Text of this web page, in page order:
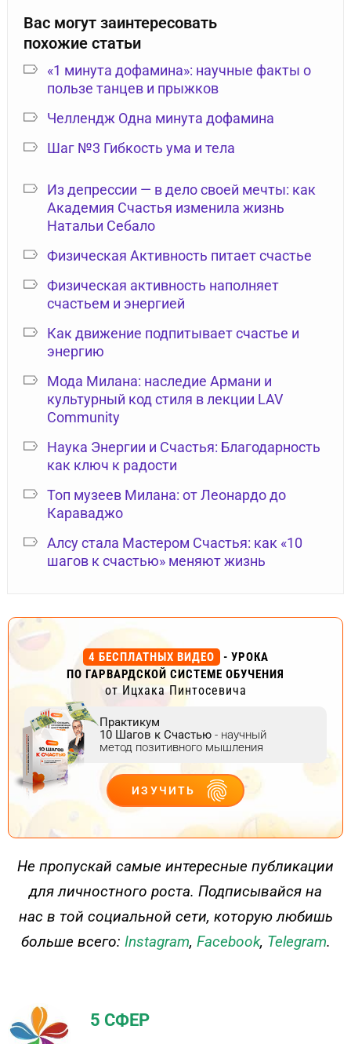
Вас могут заинтересовать
похожие статьи
«1 минута дофамина»: научные факты о
пользе танцев и прыжков
Челлендж Одна минута дофамина
Шаг №3 Гибкость ума и тела
Из депрессии — в дело своей мечты: как
Академия Счастья изменила жизнь
Натальи Себало
Физическая Активность питает счастье
Физическая активность наполняет
счастьем и энергией
Как движение подпитывает счастье и
энергию
Мода Милана: наследие Армани и
культурный код стиля в лекции LAV
Community
Наука Энергии и Счастья: Благодарность
как ключ к радости
Топ музеев Милана: от Леонардо до
Караваджо
Алсу стала Мастером Счастья: как «10
шагов к счастью» меняют жизнь
4 БЕСПЛАТНЫХ ВИДЕО
- УРОКА
ПО ГАРВАРДСКОЙ СИСТЕМЕ ОБУЧЕНИЯ
от Ицхака Пинтосевича
Практикум
10 Шагов к Счастью - научный
метод позитивного мышления
ИЗУЧИТЬ
ДЕЙСТВУЙ
Не пропускай самые интересные публикации
для личностного роста. Подписывайся на
нас в той социальной сети, которую любишь
больше всего: Instagram, Facebook, Telegram.
5 СФЕР